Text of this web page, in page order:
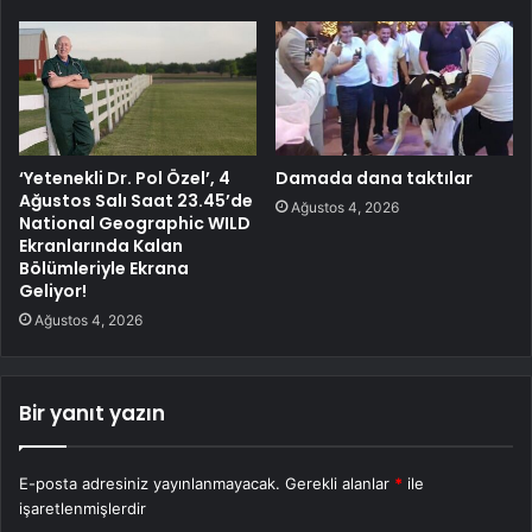
‘Yetenekli Dr. Pol Özel’, 4
Ağustos Salı Saat 23.45’de
National Geographic WILD
Ekranlarında Kalan
Bölümleriyle Ekrana
Geliyor!
Ağustos 4, 2026
Damada dana taktılar
Ağustos 4, 2026
Bir yanıt yazın
E-posta adresiniz yayınlanmayacak. Gerekli alanlar * ile
işaretlenmişlerdir